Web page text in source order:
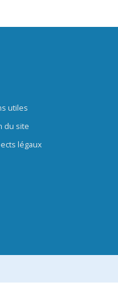
utiles
du site
légaux